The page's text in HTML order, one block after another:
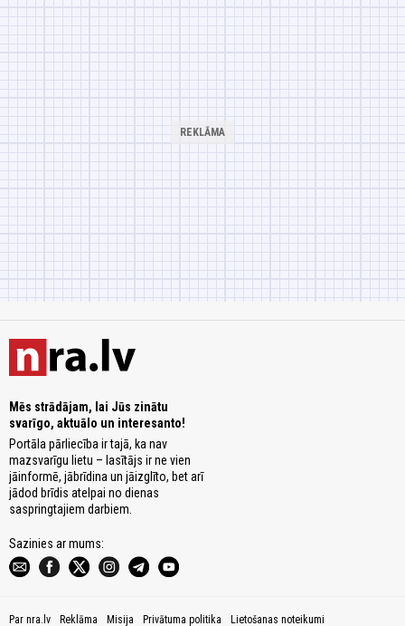
Mēs strādājam, lai Jūs zinātu
svarīgo, aktuālo un interesanto!
Portāla pārliecība ir tajā, ka nav
mazsvarīgu lietu – lasītājs ir ne vien
jāinformē, jābrīdina un jāizglīto, bet arī
jādod brīdis atelpai no dienas
saspringtajiem darbiem.
Sazinies ar mums:
Par nra.lv Reklāma Misija Privātuma politika Lietošanas noteikumi